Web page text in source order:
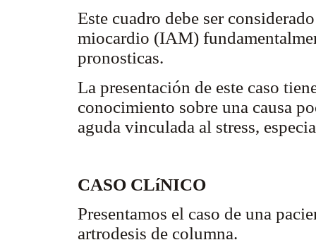
Este cuadro debe ser
miocardio (IAM)
pronosticas.
La presentación de este caso
conocimiento sobre una causa
aguda vinculada al stress,
CASO CLíNICO
Presentamos el caso de una
artrodesis de columna.